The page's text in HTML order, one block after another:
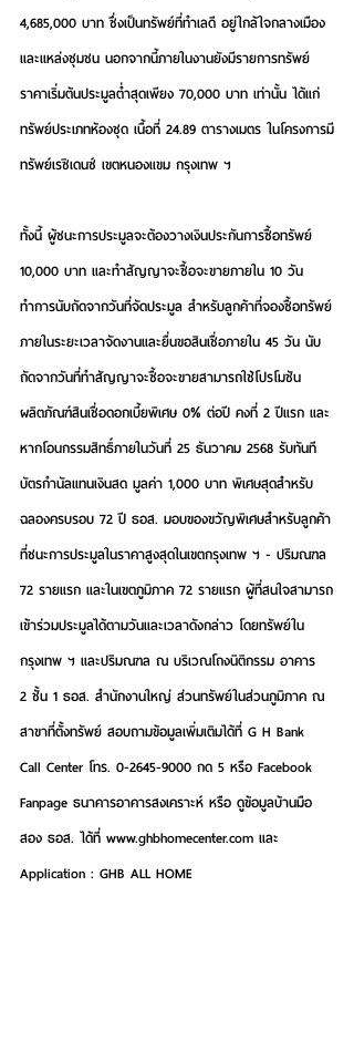
4,685,000 บาท ซึ่งเป็นทรัพย์ที่ทำเลดี อยู่ใกล้ใจกลางเมือง
และแหล่งชุมชน นอกจากนี้ภายในงานยังมีรายการทรัพย์
ราคาเริ่มต้นประมูลต่ำสุดเพียง 70,000 บาท เท่านั้น ได้แก่
ทรัพย์ประเภทห้องชุด เนื้อที่ 24.89 ตารางเมตร ในโครงการมี
ทรัพย์เรซิเดนซ์ เขตหนองแขม กรุงเทพ ฯ
ทั้งนี้ ผู้ชนะการประมูลจะต้องวางเงินประกันการซื้อทรัพย์
10,000 บาท และทำสัญญาจะซื้อจะขายภายใน 10 วัน
ทำการนับถัดจากวันที่จัดประมูล สำหรับลูกค้าที่จองซื้อทรัพย์
ภายในระยะเวลาจัดงานและยื่นขอสินเชื่อภายใน 45 วัน นับ
ถัดจากวันที่ทำสัญญาจะซื้อจะขายสามารถใช้โปรโมชัน
ผลิตภัณฑ์สินเชื่อดอกเบี้ยพิเศษ 0% ต่อปี คงที่ 2 ปีแรก และ
หากโอนกรรมสิทธิ์ภายในวันที่ 25 ธันวาคม 2568 รับทันที
บัตรกำนัลแทนเงินสด มูลค่า 1,000 บาท พิเศษสุดสำหรับ
ฉลองครบรอบ 72 ปี ธอส. มอบของขวัญพิเศษสำหรับลูกค้า
ที่ชนะการประมูลในราคาสูงสุดในเขตกรุงเทพ ฯ - ปริมณฑล
72 รายแรก และในเขตภูมิภาค 72 รายแรก ผู้ที่สนใจสามารถ
เข้าร่วมประมูลได้ตามวันและเวลาดังกล่าว โดยทรัพย์ใน
กรุงเทพ ฯ และปริมณฑล ณ บริเวณโถงนิติกรรม อาคาร
2 ชั้น 1 ธอส. สำนักงานใหญ่ ส่วนทรัพย์ในส่วนภูมิภาค ณ
สาขาที่ตั้งทรัพย์ สอบถามข้อมูลเพิ่มเติมได้ที่ G H Bank
Call Center โทร. 0-2645-9000 กด 5 หรือ Facebook
Fanpage ธนาคารอาคารสงเคราะห์ หรือ ดูข้อมูลบ้านมือ
สอง ธอส. ได้ที่ www.ghbhomecenter.com และ
Application : GHB ALL HOME